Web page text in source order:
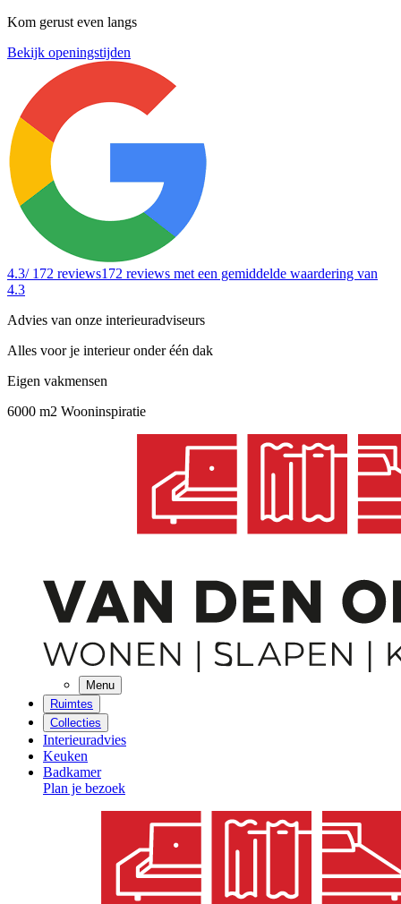
Kom gerust even langs
Bekijk openingstijden
4.3/ 172 reviews172 reviews met een gemiddelde waardering van
4.3
Advies van onze interieuradviseurs
Alles voor je interieur onder één dak
Eigen vakmensen
6000 m2 Wooninspiratie
Menu
Ruimtes
Collecties
Interieuradvies
Keuken
Badkamer
Plan je bezoek